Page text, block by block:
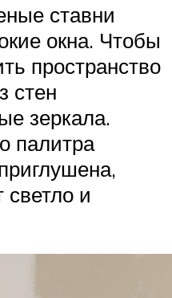
ставни
окна. Чтобы
пространство
стен
зеркала.
палитра
светло и